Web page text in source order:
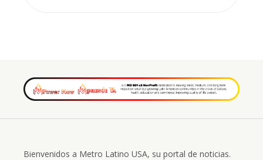
Bienvenidos a Metro Latino USA, su portal de noticias.